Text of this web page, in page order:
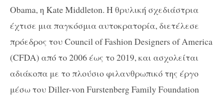
Obama, η Kate Middleton. Η θρυλική σχεδιάστρια
έχτισε μια παγκόσμια αυτοκρατορία, διετέλεσε
πρόεδρος του Council of Fashion Designers of America
(CFDA) από το 2006 έως το 2019, και ασχολείται
αδιάκοπα με το πλούσιο φιλανθρωπικό της έργο
μέσω του Diller-von Furstenberg Family Foundation